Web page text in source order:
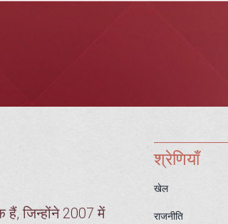
जिन्होंने 2007 में
श्रेणियाँ
खेल
राजनीति